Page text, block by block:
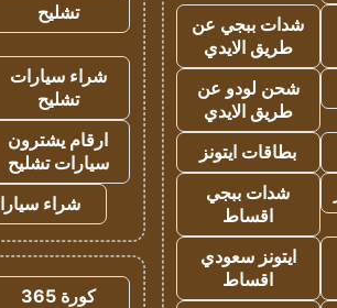
شدات ببجي عن
طريق الايدي
شحن لودو عن
طريق الايدي
بطاقات ايتونز
شدات ببجي
اقساط
ايتونز سعودي
اقساط
تشليح
شراء سيارات
تشليح
ارقام يشترون
سيارات تشليح
شراء
كورة 365